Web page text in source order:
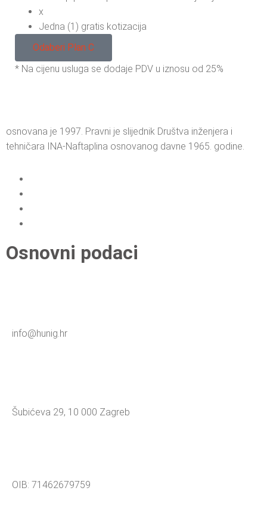
x
Jedna (1) gratis kotizacija
Odaberi Plan C
* Na cijenu usluga se dodaje PDV u iznosu od 25%
osnovana je 1997. Pravni je slijednik Društva inženjera i
tehničara INA-Naftaplina osnovanog davne 1965. godine.
Osnovni podaci
info@hunig.hr
Šubićeva 29, 10 000 Zagreb
OIB: 71462679759